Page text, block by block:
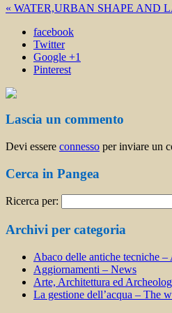
« WATER,URBAN SHAPE AND
facebook
Twitter
Google +1
Pinterest
Lascia un commento
Devi essere connesso per inviare un
Cerca in Pangea
Ricerca per:
Archivi per categoria
Abaco delle antiche tecniche –
Aggiornamenti – News
Arte, Architettura ed
La gestione dell’acqua – The